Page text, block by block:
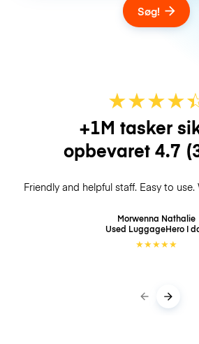
Søg!
★★★★
+1M tasker
opbevaret 4.7
Friendly and helpful staff. Easy to
Morwenna Nathalie
Used LuggageHero I
★★★★★